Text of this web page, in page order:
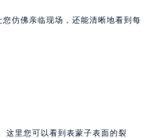
仿佛亲临现场，还能清晰地看到每
这里您可以看到表蒙子表面的裂